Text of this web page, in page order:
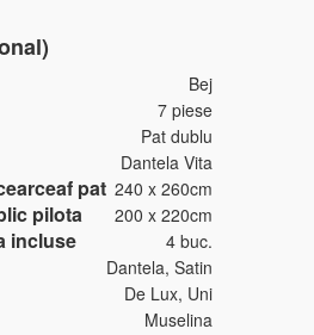
Bej
7 piese
Pat dublu
Dantela Vita
pat 240 x 260cm
pilota 200 x 220cm
incluse 4 buc.
Dantela, Satin
De Lux, Uni
Muselina